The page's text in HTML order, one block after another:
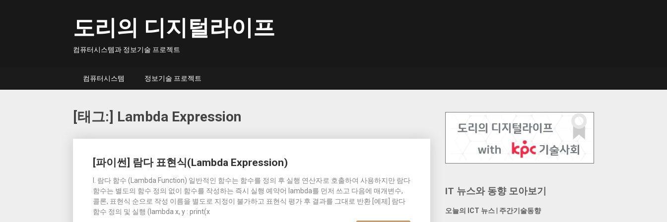
도리의 디지털라이프
컴퓨터시스템과 정보기술 프로젝트
컴퓨터시스템 정보기술 프로젝트
[태그:] Lambda Expression
[파이썬] 람다 표현식(Lambda Expression)
I. 람다 함수 (Lambda Function) 일반적인 함수는 함수를 정의 후 실행 연산자로 호출하여 사용하지만 람다
함수는 별도의 함수 정의 없이 함수를 작성하는 즉시 실행 예약어 lambda를 먼저 쓰고 다음에 매개변수,
콜론, 표현식 순으로 작성 이름을 별도로 지정이 불가하고 표현식 평가 후 결과를 그대로 반환 [예제] 람다
함수 정의 및 실행 (lambda x, y : print(x
navigation
IT 뉴스와 동향 모아보기
오늘의 ICT 뉴스 주간기술동향